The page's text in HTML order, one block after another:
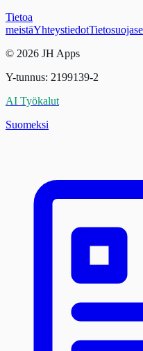
Tietoa
meistäYhteystiedot
© 2026 JH Apps
Y-tunnus: 2199139-2
AI Työkalut
Suomeksi